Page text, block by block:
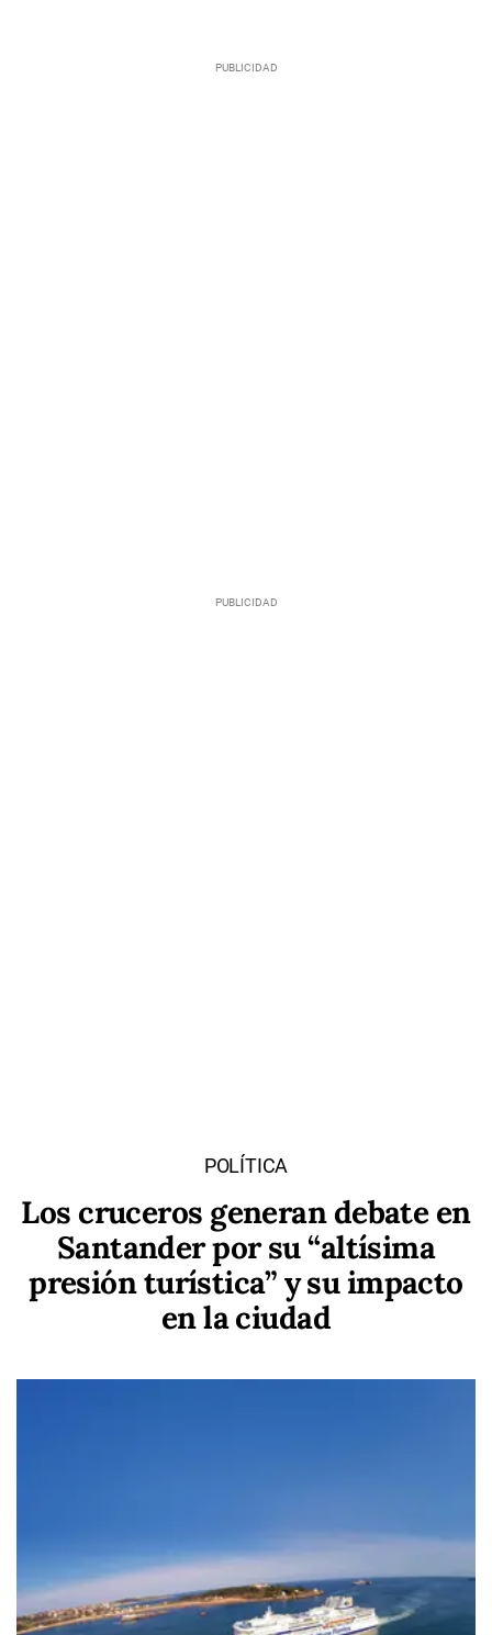
POLÍTICA
Los cruceros generan debate en
Santander por su “altísima
presión turística” y su impacto
en la ciudad